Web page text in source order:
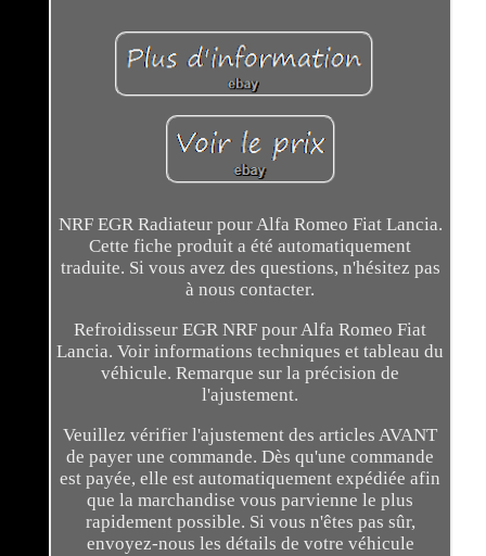
NRF EGR Radiateur pour Alfa Romeo Fiat Lancia.
Cette fiche produit a été automatiquement
traduite. Si vous avez des questions, n'hésitez pas
à nous contacter.
Refroidisseur EGR NRF pour Alfa Romeo Fiat
Lancia. Voir informations techniques et tableau du
véhicule. Remarque sur la précision de
l'ajustement.
Veuillez vérifier l'ajustement des articles AVANT
de payer une commande. Dès qu'une commande
est payée, elle est automatiquement expédiée afin
que la marchandise vous parvienne le plus
rapidement possible. Si vous n'êtes pas sûr,
envoyez-nous les détails de votre véhicule